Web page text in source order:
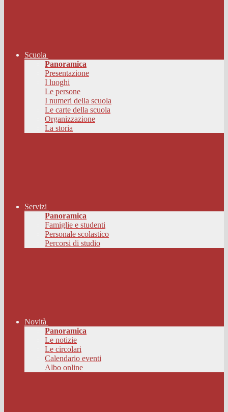
Scuola
Panoramica
Presentazione
I luoghi
Le persone
I numeri della scuola
Le carte della scuola
Organizzazione
La storia
Servizi
Panoramica
Famiglie e studenti
Personale scolastico
Percorsi di studio
Novità
Panoramica
Le notizie
Le circolari
Calendario eventi
Albo online